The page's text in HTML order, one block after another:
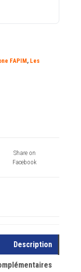
FAPIM, Les
Share on
Facebook
Description